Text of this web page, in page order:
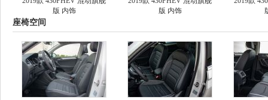
版 内饰
版 内饰
座椅空间